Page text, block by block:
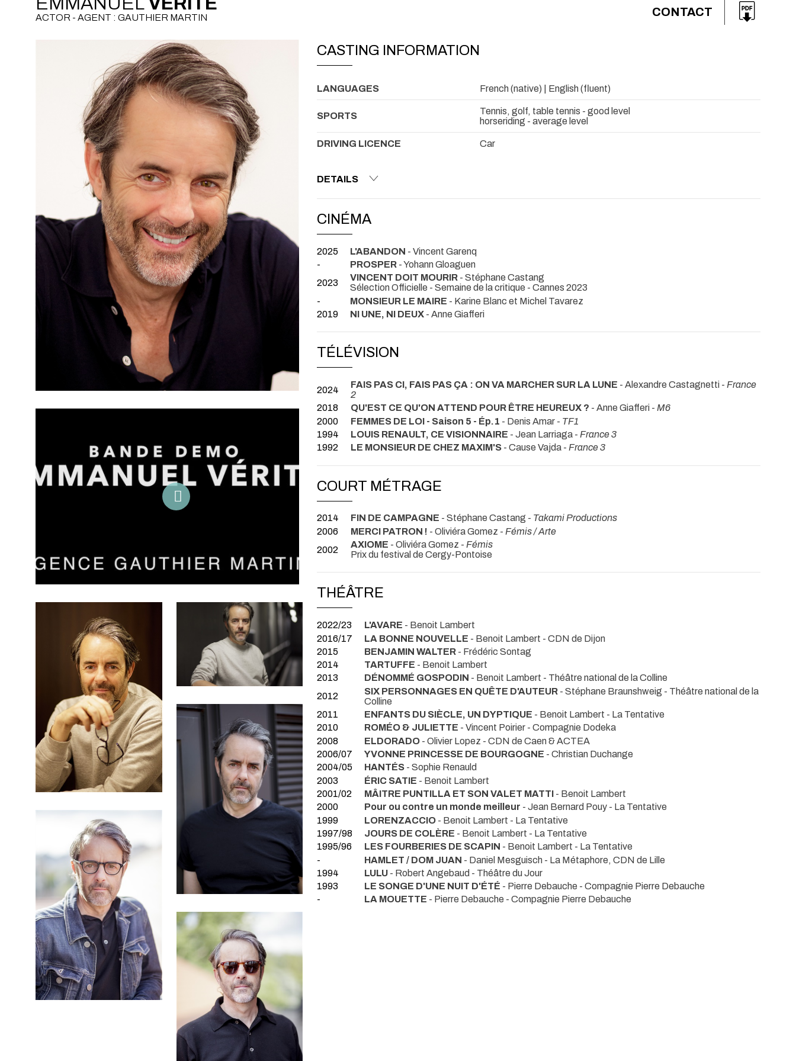
ACTOR - AGENT : GAUTHIER MARTIN CONTACT
CASTING INFORMATION
LANGUAGES French (native) | English (fluent)
SPORTS
Tennis, golf, table tennis - good level
horseriding - average level
DRIVING LICENCE Car
DETAILS
CINÉMA
2025 L'ABANDON - Vincent Garenq
-
PROSPER - Yohann Gloaguen
2023
VINCENT DOIT MOURIR - Stéphane Castang
Sélection Officielle - Semaine de la critique - Cannes 2023
-
MONSIEUR LE MAIRE - Karine Blanc et Michel Tavarez
2019
NI UNE, NI DEUX - Anne Giafferi
TÉLÉVISION
2024 FAIS PAS CI, FAIS PAS ÇA : ON VA MARCHER SUR LA LUNE - Alexandre Castagnetti - France
2
2018
QU'EST CE QU'ON ATTEND POUR ÊTRE HEUREUX ? - Anne Giafferi - M6
2000
FEMMES DE LOI - Saison 5 - Ép.1 - Denis Amar - TF1
1994
LOUIS RENAULT, CE VISIONNAIRE - Jean Larriaga - France 3
1992
LE MONSIEUR DE CHEZ MAXIM'S - Cause Vajda - France 3
COURT MÉTRAGE
2014 FIN DE CAMPAGNE - Stéphane Castang - Takami Productions
2006
MERCI PATRON ! - Oliviéra Gomez - Fémis / Arte
2002
AXIOME - Oliviéra Gomez - Fémis
Prix du festival de Cergy-Pontoise
THÉÂTRE
2022/23 L'AVARE - Benoit Lambert
2016/17
LA BONNE NOUVELLE - Benoit Lambert - CDN de Dijon
2015
BENJAMIN WALTER - Frédéric Sontag
2014
TARTUFFE - Benoit Lambert
2013
DÉNOMMÉ GOSPODIN - Benoit Lambert - Théâtre national de la Colline
2012
SIX PERSONNAGES EN QUÊTE D'AUTEUR - Stéphane Braunshweig - Théâtre national de la
Colline
2011
ENFANTS DU SIÈCLE, UN DYPTIQUE - Benoit Lambert - La Tentative
2010
ROMÉO & JULIETTE - Vincent Poirier - Compagnie Dodeka
2008
ELDORADO - Olivier Lopez - CDN de Caen & ACTEA
2006/07
YVONNE PRINCESSE DE BOURGOGNE - Christian Duchange
2004/05
HANTÉS - Sophie Renauld
2003
ÉRIC SATIE - Benoit Lambert
2001/02
MÂITRE PUNTILLA ET SON VALET MATTI - Benoit Lambert
2000
Pour ou contre un monde meilleur - Jean Bernard Pouy - La Tentative
1999
LORENZACCIO - Benoit Lambert - La Tentative
1997/98
JOURS DE COLÈRE - Benoit Lambert - La Tentative
1995/96
LES FOURBERIES DE SCAPIN - Benoit Lambert - La Tentative
-
HAMLET / DOM JUAN - Daniel Mesguisch - La Métaphore, CDN de Lille
1994
LULU - Robert Angebaud - Théâtre du Jour
1993
LE SONGE D'UNE NUIT D'ÉTÉ - Pierre Debauche - Compagnie Pierre Debauche
-
LA MOUETTE - Pierre Debauche - Compagnie Pierre Debauche